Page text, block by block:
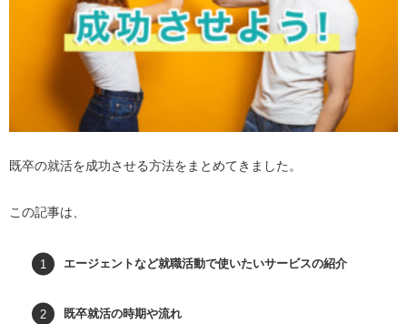
既卒の就活を成功させる方法をまとめてきました。
この記事は、
エージェントなど就職活動で使いたいサービスの紹介
既卒就活の時期や流れ